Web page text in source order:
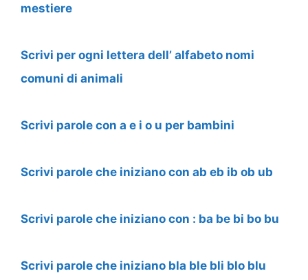
mestiere
Scrivi per ogni lettera dell’ alfabeto nomi
comuni di animali
Scrivi parole con a e i o u per bambini
Scrivi parole che iniziano con ab eb ib ob ub
Scrivi parole che iniziano con : ba be bi bo bu
Scrivi parole che iniziano bla ble bli blo blu